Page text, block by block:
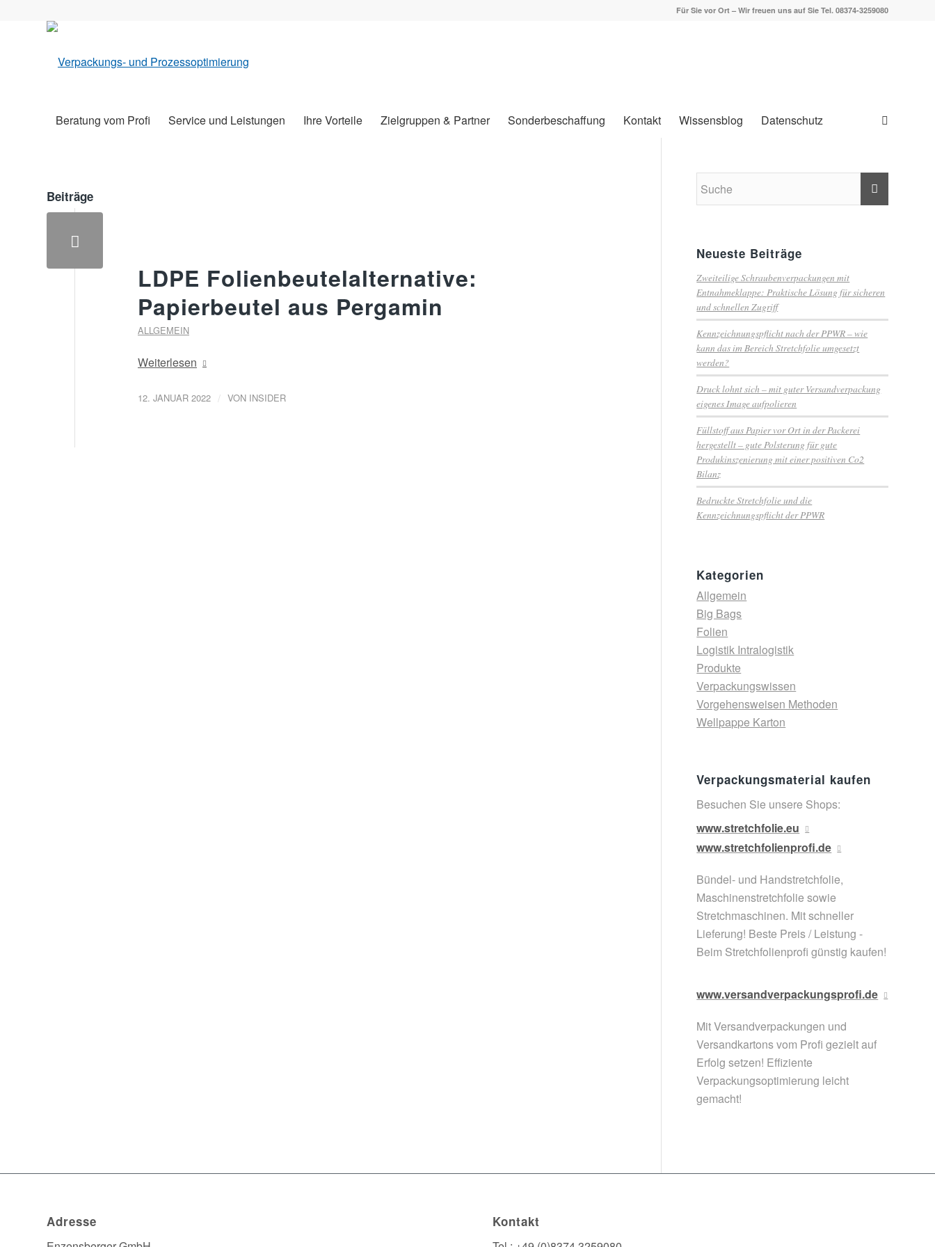
Für Sie vor Ort – Wir freuen uns auf Sie Tel. 08374-3259080
Beratung vom Profi Service und Leistungen Ihre Vorteile Zielgruppen & Partner Sonderbeschaffung Kontakt Wissensblog Datenschutz
Beiträge
LDPE Folienbeutelalternative:
Papierbeutel aus Pergamin
ALLGEMEIN
Weiterlesen
12. JANUAR 2022 / VON INSIDER
Neueste Beiträge
Zweiteilige Schraubenverpackungen mit
Entnahmeklappe: Praktische Lösung für sicheren
und schnellen Zugriff
Kennzeichnungspflicht nach der PPWR – wie
kann das im Bereich Stretchfolie umgesetzt
werden?
Druck lohnt sich – mit guter Versandverpackung
eigenes Image aufpolieren
Füllstoff aus Papier vor Ort in der Packerei
hergestellt – gute Polsterung für gute
Produkinszenierung mit einer positiven Co2
Bilanz
Bedruckte Stretchfolie und die
Kennzeichnungspflicht der PPWR
Kategorien
Allgemein
Big Bags
Folien
Logistik Intralogistik
Produkte
Verpackungswissen
Vorgehensweisen Methoden
Wellpappe Karton
Verpackungsmaterial kaufen
Besuchen Sie unsere Shops:
www.stretchfolie.eu
www.stretchfolienprofi.de
Bündel- und Handstretchfolie,
Maschinenstretchfolie sowie
Stretchmaschinen. Mit schneller
Lieferung! Beste Preis / Leistung -
Beim Stretchfolienprofi günstig kaufen!
www.versandverpackungsprofi.de
Mit Versandverpackungen und
Versandkartons vom Profi gezielt auf
Erfolg setzen! Effiziente
Verpackungsoptimierung leicht
gemacht!
Adresse Kontakt